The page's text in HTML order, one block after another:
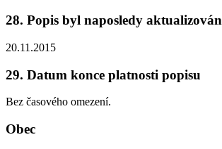
28. Popis byl naposledy aktualizován
20.11.2015
29. Datum konce platnosti popisu
Bez časového omezení.
Obec